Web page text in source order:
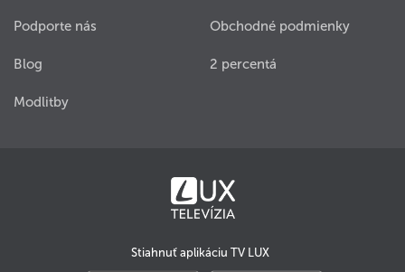
Podporte nás
Blog
Modlitby
Obchodné podmienky
2 percentá
Stiahnuť aplikáciu TV LUX